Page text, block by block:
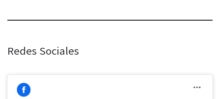
Redes Sociales